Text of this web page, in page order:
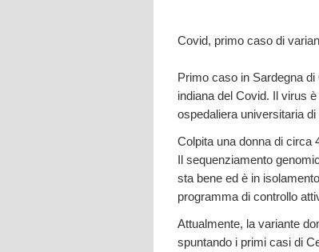
Covid, primo caso di
Primo caso in Sardegna
indiana del Covid. Il virus
ospedaliera universitaria di
Colpita una donna di circa
Il sequenziamento
sta bene ed è in
programma di controllo
Attualmente, la variante
spuntando i primi casi di